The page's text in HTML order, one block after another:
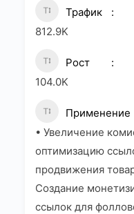
Трафик
812.9K
Рост
104.0K
Применение
• Увеличение
оптимизацию
продвижения
Создание
ссылок для